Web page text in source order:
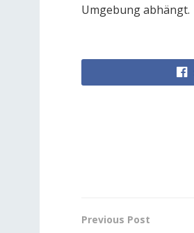
Umgebung abhängt.
Previous Post